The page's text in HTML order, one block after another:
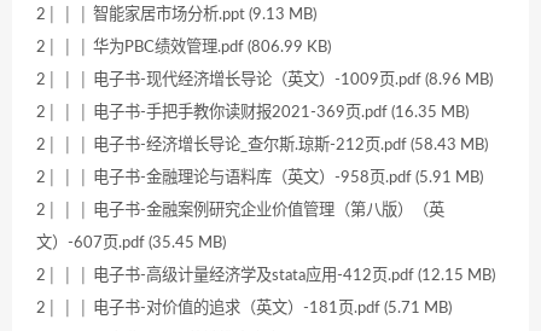
2│ │ │ 智能家居市场分析.ppt (9.13 MB)
2│ │ │ 华为PBC绩效管理.pdf (806.99 KB)
2│ │ │ 电子书-现代经济增长导论（英文）-1009页.pdf (8.96 MB)
2│ │ │ 电子书-手把手教你读财报2021-369页.pdf (16.35 MB)
2│ │ │ 电子书-经济增长导论_查尔斯.琼斯-212页.pdf (58.43 MB)
2│ │ │ 电子书-金融理论与语料库（英文）-958页.pdf (5.91 MB)
2│ │ │ 电子书-金融案例研究企业价值管理（第八版）（英
文）-607页.pdf (35.45 MB)
2│ │ │ 电子书-高级计量经济学及stata应用-412页.pdf (12.15 MB)
2│ │ │ 电子书-对价值的追求（英文）-181页.pdf (5.71 MB)